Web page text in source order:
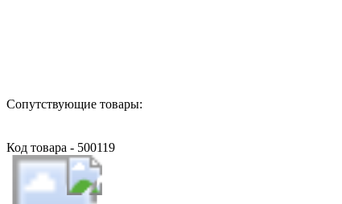
Сопутствующие товары:
Код товара - 500119